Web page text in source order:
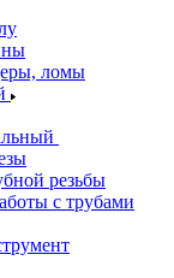
ломы
резьбы
с трубами